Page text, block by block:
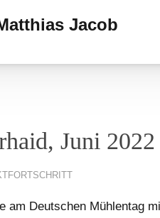
Juni 2022
am Deutschen Mühlentag